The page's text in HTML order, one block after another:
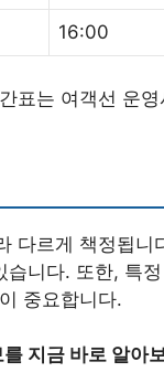
16:00
표는 여객선 운
다르게 책정됩
니다. 또한, 특
중요합니다.
지금 바로 알아